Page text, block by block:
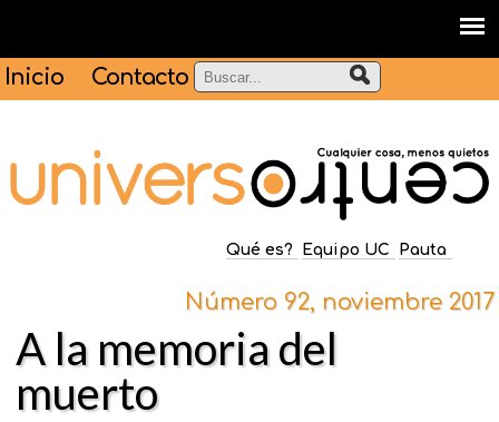
Inicio Contacto
Qué es? Equipo UC Pauta
Número 92, noviembre 2017
A la memoria del
muerto